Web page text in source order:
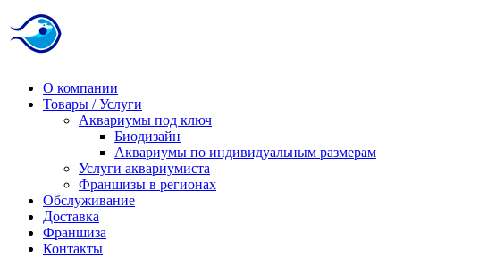
О компании
Товары / Услуги
Аквариумы под ключ
Биодизайн
Аквариумы по индивидуальным размерам
Услуги аквариумиста
Франшизы в регионах
Обслуживание
Доставка
Франшиза
Контакты